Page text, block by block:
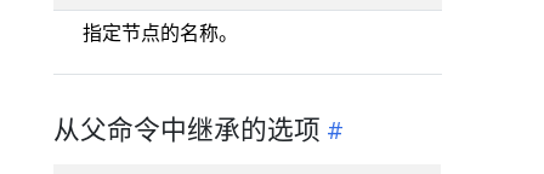
指定节点的名称。
从父命令中继承的选项